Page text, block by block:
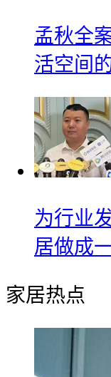
孟秋全
活空间
为行业
居做成
家居热点